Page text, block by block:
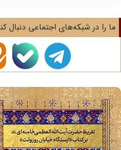
را در شبکه‌های اجتماعی دنبال کنید